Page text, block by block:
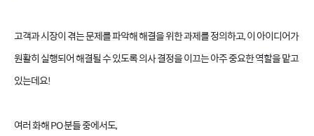
고객과 시장이 겪는 문제를 파악해 해결을 위한 과제를 정의하고, 이 아이디어가
원활히 실행되어 해결될 수 있도록 의사 결정을 이끄는 아주 중요한 역할을 맡고
있는데요!
여러 화해 PO 분들 중에서도,